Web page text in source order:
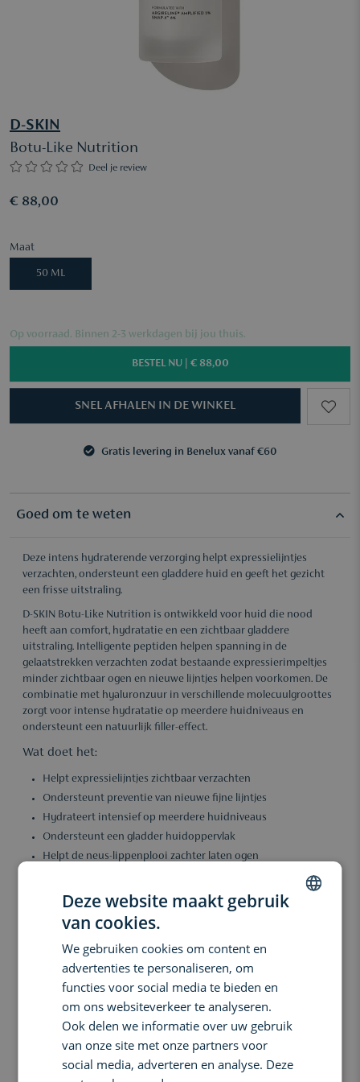
D-SKIN
Botu-Like Nutrition
Deel je review
€ 88,00
Maat
50 ML
Op voorraad. Binnen 2-3 werkdagen bij jou thuis.
BESTEL NU | € 88,00
SNEL AFHALEN IN DE WINKEL
Gratis levering in Benelux vanaf €60
Goed om te weten
Deze intens hydraterende verzorging helpt expressielijntjes
verzachten, ondersteunt een gladdere huid en geeft het gezicht
een frisse uitstraling.
D-SKIN Botu-Like Nutrition is ontwikkeld voor huid die nood
heeft aan comfort, hydratatie en een zichtbaar gladdere
uitstraling. Intelligente peptiden helpen spanning in de
gelaatstrekken verzachten zodat bestaande expressierimpeltjes
minder zichtbaar ogen en nieuwe lijntjes helpen voorkomen. De
combinatie met hyaluronzuur in verschillende molecuulgroottes
zorgt voor intense hydratatie op meerdere huidniveaus en
ondersteunt een natuurlijk filler-effect.
Wat doet het:
Helpt expressielijntjes zichtbaar verzachten
Ondersteunt preventie van nieuwe fijne lijntjes
Hydrateert intensief op meerdere huidniveaus
Ondersteunt een gladder huidoppervlak
Helpt de neus-lippenplooi zachter laten ogen
Ondersteunt een natuurlijke, stralende uitstraling
Belangrijkste voordelen:
Bij regelmatig gebruik oogt de huid gladder, voller en beter
gehydrateerd. De formule helpt bestaande expressierimpeltjes
verzachten en ondersteunt een soepeler huidoppervlak zonder
zwaar aan te voelen. Dankzij de combinatie van peptiden en
verschillende vormen van hyaluronzuur voelt de huid comfortabel
aan en krijgt ze een frisse, natuurlijke glow met een zichtbaar
verfijnde textuur.
Ingrediënten:
Deze website maakt gebruik
van cookies.
We gebruiken cookies om content en
advertenties te personaliseren, om
functies voor social media te bieden en
om ons websiteverkeer te analyseren.
Ook delen we informatie over uw gebruik
van onze site met onze partners voor
social media, adverteren en analyse. Deze